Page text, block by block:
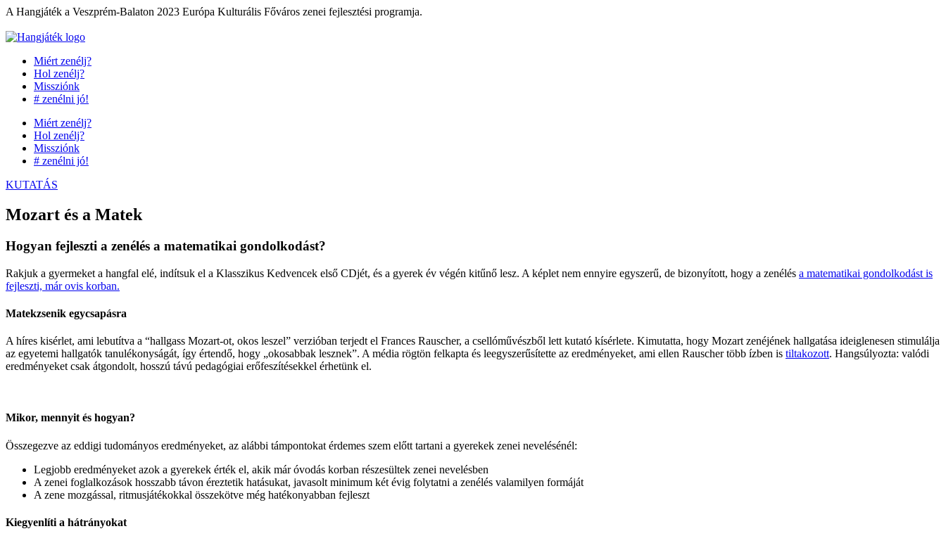
Ugrás
tartalomhoz
A Hangjáték a Veszprém-Balaton 2023 Európa Kulturális Főváros zenei fejlesztési programja.
Miért zenélj?
Hol zenélj?
Missziónk
# zenélni jó!
Miért zenélj?
Hol zenélj?
Missziónk
# zenélni jó!
KUTATÁS
Mozart és a Matek
Hogyan fejleszti a zenélés a matematikai gondolkodást?
Rakjuk a gyermeket a hangfal elé, indítsuk el a Klasszikus Kedvencek első CDjét, és a gyerek év végén kitűnő lesz. A képlet nem ennyire egyszerű, de bizonyított, hogy a zenélés a matematikai gondolkodást is
fejleszti, már ovis korban.
Matekzsenik egycsapásra
A híres kisérlet, ami lebutítva a “hallgass Mozart-ot, okos leszel” verzióban terjedt el Frances Rauscher, a csellóművészből lett kutató kísérlete. Kimutatta, hogy Mozart zenéjének hallgatása ideiglenesen stimulálja
az egyetemi hallgatók tanulékonyságát, így értendő, hogy „okosabbak lesznek”. A média rögtön felkapta és leegyszerűsítette az eredményeket, ami ellen Rauscher több ízben is tiltakozott. Hangsúlyozta: valódi
eredményeket csak átgondolt, hosszú távú pedagógiai erőfeszítésekkel érhetünk el.
Mikor, mennyit és hogyan?
Összegezve az eddigi tudományos eredményeket, az alábbi támpontokat érdemes szem előtt tartani a gyerekek zenei nevelésénél:
Legjobb eredményeket azok a gyerekek érték el, akik már óvodás korban részesültek zenei nevelésben
A zenei foglalkozások hosszabb távon éreztetik hatásukat, javasolt minimum két évig folytatni a zenélés valamilyen formáját
A zene mozgással, ritmusjátékokkal összekötve még hatékonyabban fejleszt
Kiegyenlíti a hátrányokat